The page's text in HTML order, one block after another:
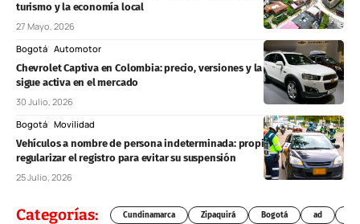
turismo y la economía local
27 Mayo, 2026
Bogotá Automotor
Chevrolet Captiva en Colombia: precio, versiones y la camioneta que
sigue activa en el mercado
30 Julio, 2026
Bogotá Movilidad
Vehículos a nombre de persona indeterminada: propietarios deben
regularizar el registro para evitar su suspensión
25 Julio, 2026
Categorías: Cundinamarca Zipaquirá Bogotá ad